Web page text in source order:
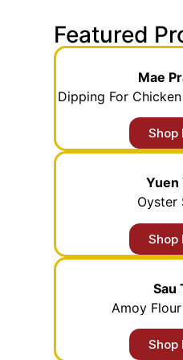
Featured
Mae
Dipping For
Shop
Yuen
Oyster
Shop
Sau
Amoy
Shop